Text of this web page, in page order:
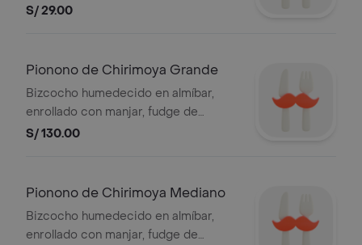
un cremoso frosting de queso,
S/ 29.00
Pionono de Chirimoya Grande
Bizcocho humedecido en almíbar,
enrollado con manjar, fudge de
chocolate y chirimoya, cubierto con
S/ 130.00
Pionono de Chirimoya Mediano
Bizcocho humedecido en almíbar,
enrollado con manjar, fudge de